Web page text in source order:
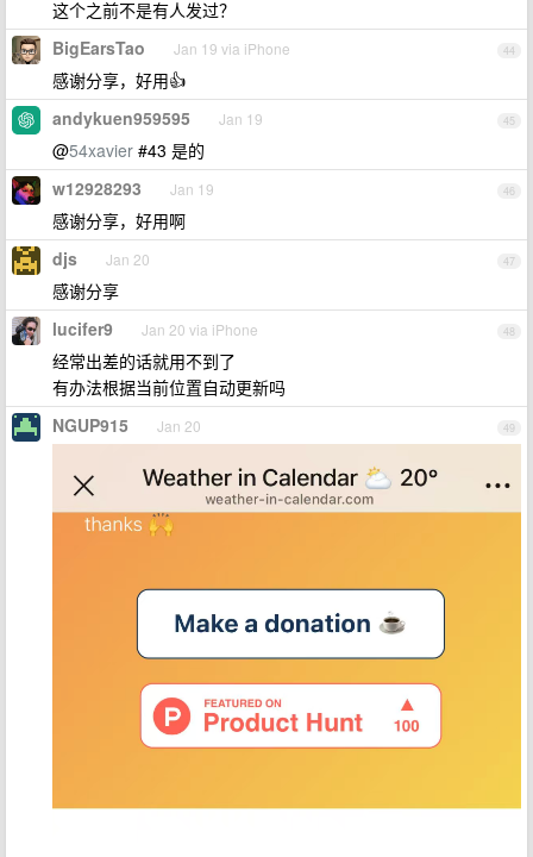
这个之前不是有人发过？
44
BigEarsTao Jan 19 via iPhone
感谢分享，好用👍
45
andykuen959595 Jan 19
@54xavier #43 是的
46
w12928293 Jan 19
感谢分享，好用啊
47
djs Jan 20
感谢分享
48
lucifer9 Jan 20 via iPhone
经常出差的话就用不到了
有办法根据当前位置自动更新吗
49
NGUP915 Jan 20